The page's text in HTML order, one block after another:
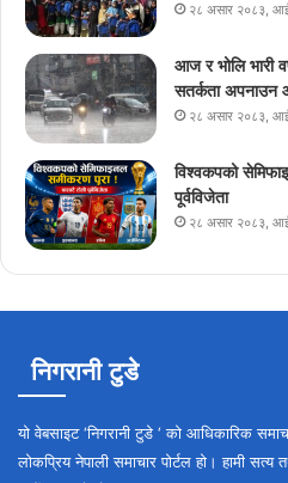
२८ असार २०८३,
आज र भोलि भारी
सतर्कता अपनाउन
२८ असार २०८३,
विश्वकपको
पूर्वविजेता
२८ असार २०८३,
निगरानी टुडे
यो वेबसाइट ‘निगरानी टुडे ‘ को आधिकारिक
लोकप्रिय नेपाली समाचार पोर्टल हो। हामी सत्य